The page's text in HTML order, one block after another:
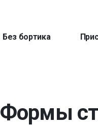
Без бортика
Формы